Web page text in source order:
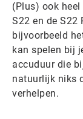
(Plus) ook
S22 en de S22
bijvoorbeeld
kan spelen bij
accuduur die
natuurlijk niks
verhelpen.